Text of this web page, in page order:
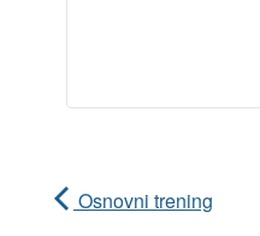
Osnovni trening